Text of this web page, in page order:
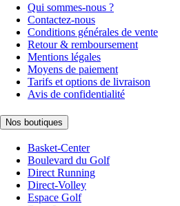
Qui sommes-nous ?
Contactez-nous
Conditions générales de vente
Retour & remboursement
Mentions légales
Moyens de paiement
Tarifs et options de livraison
Avis de confidentialité
Nos boutiques
Basket-Center
Boulevard du Golf
Direct Running
Direct-Volley
Espace Golf